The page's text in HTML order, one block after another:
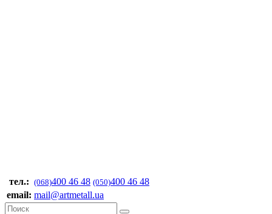
тел.: (068)400 46 48 (050)400 46 48
email: mail@artmetall.ua